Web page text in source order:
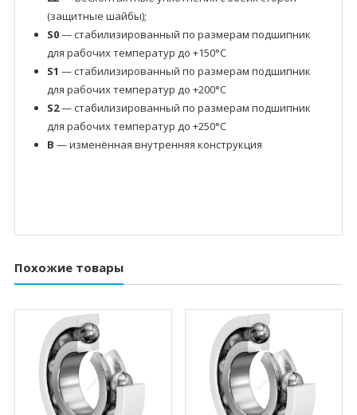
(защитные шайбы);
S0— стабилизированный по размерам подшипник
для рабочих температур до +150°C
S1 — стабилизированный по размерам подшипник
для рабочих температур до +200°C
S2— стабилизированный по размерам подшипник
для рабочих температур до +250°C
B — изменённая внутренняя конструкция
Похожие товары